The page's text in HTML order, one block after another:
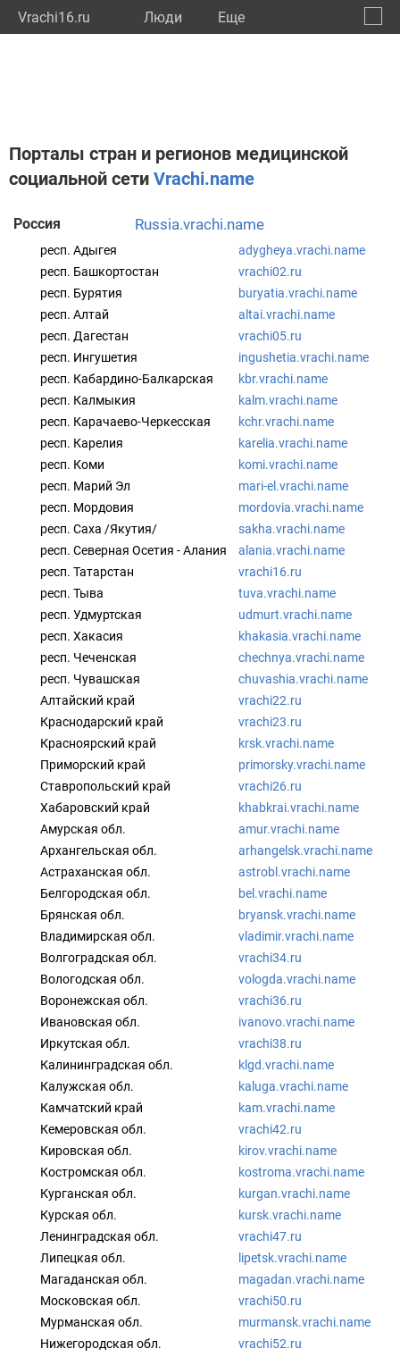
Vrachi16.ru Люди Eще
Порталы стран и регионов медицинской
социальной сети Vrachi.name
Россия russia.vrachi.name
респ. Адыгея
adygheya.vrachi.name
респ. Башкортостан
vrachi02.ru
респ. Бурятия
buryatia.vrachi.name
респ. Алтай
altai.vrachi.name
респ. Дагестан
vrachi05.ru
респ. Ингушетия
ingushetia.vrachi.name
респ. Кабардино-Балкарская
kbr.vrachi.name
респ. Калмыкия
kalm.vrachi.name
респ. Карачаево-Черкесская
kchr.vrachi.name
респ. Карелия
karelia.vrachi.name
респ. Коми
komi.vrachi.name
респ. Марий Эл
mari-el.vrachi.name
респ. Мордовия
mordovia.vrachi.name
респ. Саха /Якутия/
sakha.vrachi.name
респ. Северная Осетия - Алания
alania.vrachi.name
респ. Татарстан
vrachi16.ru
респ. Тыва
tuva.vrachi.name
респ. Удмуртская
udmurt.vrachi.name
респ. Хакасия
khakasia.vrachi.name
респ. Чеченская
chechnya.vrachi.name
респ. Чувашская
chuvashia.vrachi.name
Алтайский край
vrachi22.ru
Краснодарский край
vrachi23.ru
Красноярский край
krsk.vrachi.name
Приморский край
primorsky.vrachi.name
Ставропольский край
vrachi26.ru
Хабаровский край
khabkrai.vrachi.name
Амурская обл.
amur.vrachi.name
Архангельская обл.
arhangelsk.vrachi.name
Астраханская обл.
astrobl.vrachi.name
Белгородская обл.
bel.vrachi.name
Брянская обл.
bryansk.vrachi.name
Владимирская обл.
vladimir.vrachi.name
Волгоградская обл.
vrachi34.ru
Вологодская обл.
vologda.vrachi.name
Воронежская обл.
vrachi36.ru
Ивановская обл.
ivanovo.vrachi.name
Иркутская обл.
vrachi38.ru
Калининградская обл.
klgd.vrachi.name
Калужская обл.
kaluga.vrachi.name
Камчатский край
kam.vrachi.name
Кемеровская обл.
vrachi42.ru
Кировская обл.
kirov.vrachi.name
Костромская обл.
kostroma.vrachi.name
Курганская обл.
kurgan.vrachi.name
Курская обл.
kursk.vrachi.name
Ленинградская обл.
vrachi47.ru
Липецкая обл.
lipetsk.vrachi.name
Магаданская обл.
magadan.vrachi.name
Московская обл.
vrachi50.ru
Мурманская обл.
murmansk.vrachi.name
Нижегородская обл.
vrachi52.ru